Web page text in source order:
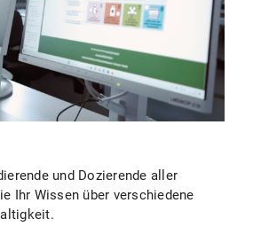
und Dozierende aller
Ihr Wissen über verschiedene